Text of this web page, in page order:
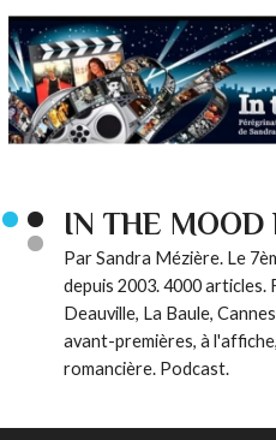
IN THE MOOD
Par Sandra Mézière. Le
depuis 2003. 4000 articles.
Deauville, La Baule,
avant-premières, à
romancière. Podcast.